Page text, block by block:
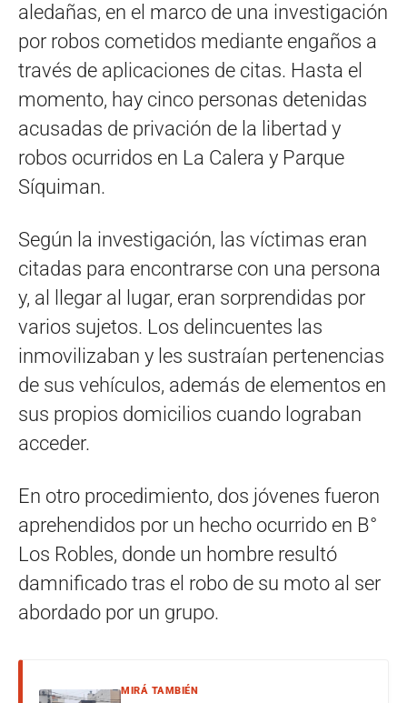
aledañas, en el marco de una investigación
por robos cometidos mediante engaños a
través de aplicaciones de citas. Hasta el
momento, hay cinco personas detenidas
acusadas de privación de la libertad y
robos ocurridos en La Calera y Parque
Síquiman.
Según la investigación, las víctimas eran
citadas para encontrarse con una persona
y, al llegar al lugar, eran sorprendidas por
varios sujetos. Los delincuentes las
inmovilizaban y les sustraían pertenencias
de sus vehículos, además de elementos en
sus propios domicilios cuando lograban
acceder.
En otro procedimiento, dos jóvenes fueron
aprehendidos por un hecho ocurrido en B°
Los Robles, donde un hombre resultó
damnificado tras el robo de su moto al ser
abordado por un grupo.
MIRÁ TAMBIÉN